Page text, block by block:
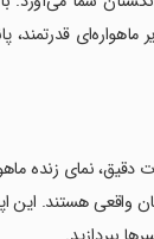
واقعی هستند.